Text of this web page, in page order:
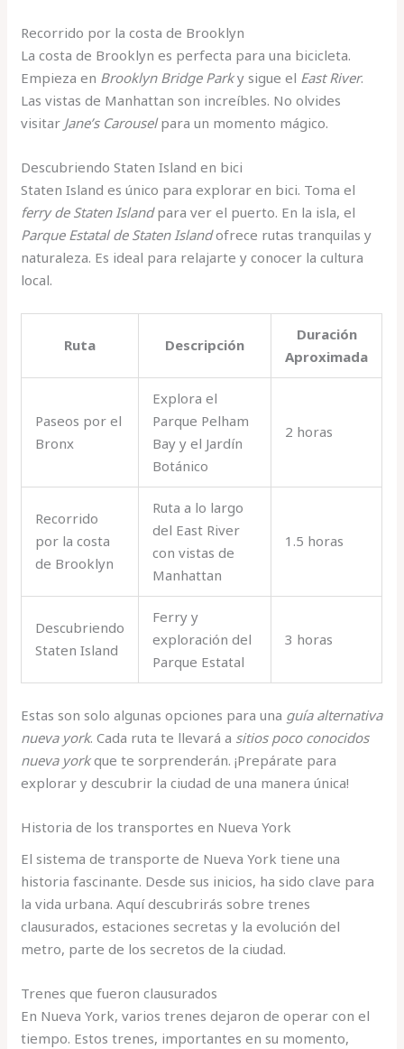
Recorrido por la costa de Brooklyn
La costa de Brooklyn es perfecta para una bicicleta.
Empieza en Brooklyn Bridge Parky sigue el East River.
Las vistas de Manhattan son increíbles. No olvides
visitar Jane’s Carouselpara un momento mágico.
Descubriendo Staten Island en bici
Staten Island es único para explorar en bici. Toma el
ferry de Staten Islandpara ver el puerto. En la isla, el
Parque Estatal de Staten Islandofrece rutas tranquilas y
naturaleza. Es ideal para relajarte y conocer la cultura
local.
Ruta Descripción
Duración
Aproximada
Paseos por el
Bronx
Explora el
Parque Pelham
Bay y el Jardín
Botánico
2 horas
Recorrido
por la costa
de Brooklyn
Ruta a lo largo
del East River
con vistas de
Manhattan
1.5 horas
Descubriendo
Staten Island
Ferry y
exploración del
Parque Estatal
3 horas
Estas son solo algunas opciones para una guía alternativa
nueva york. Cada ruta te llevará a sitios poco conocidos
nueva yorkque te sorprenderán. ¡Prepárate para
explorar y descubrir la ciudad de una manera única!
Historia de los transportes en Nueva York
El sistema de transporte de Nueva York tiene una
historia fascinante. Desde sus inicios, ha sido clave para
la vida urbana. Aquí descubrirás sobre trenes
clausurados, estaciones secretas y la evolución del
metro, parte de los secretos de la ciudad.
Trenes que fueron clausurados
En Nueva York, varios trenes dejaron de operar con el
tiempo. Estos trenes, importantes en su momento,